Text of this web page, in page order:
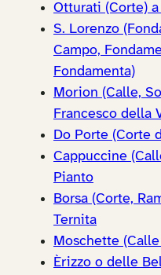
Otturati (Corte)
S. Lorenzo
Campo,
Fondamenta)
Morion (Calle,
Francesco della
Do Porte (Corte
Cappuccine
Pianto
Borsa (Corte,
Ternita
Moschette
Èrizzo o delle